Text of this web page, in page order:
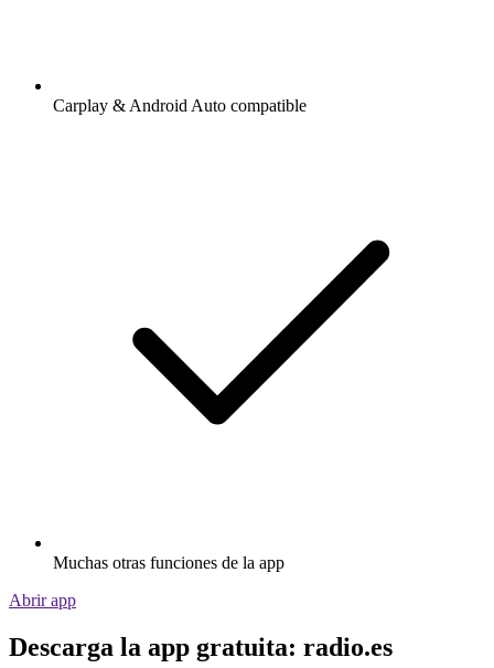
Carplay & Android Auto compatible
Muchas otras funciones de la app
Abrir app
Descarga la app gratuita: radio.es